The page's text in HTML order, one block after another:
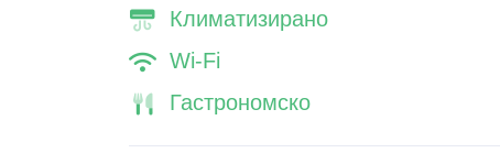
Климатизирано
Wi-Fi
Гастрономско